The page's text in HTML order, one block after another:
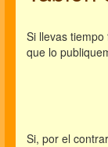
Si llevas
que lo
Si, por el